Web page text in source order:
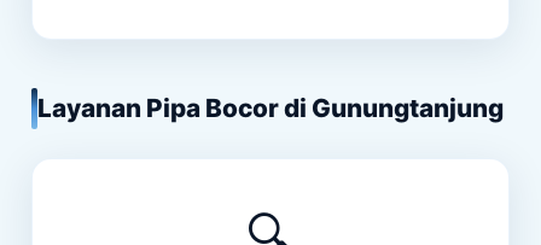
Layanan Pipa Bocor di Gunungtanjung